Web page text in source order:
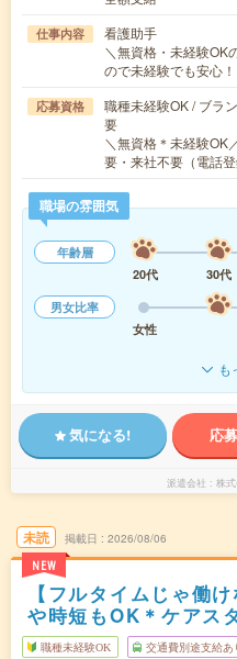
仕事内容
看護助手
＼無資格・未経験OK
ので未経験でも安心
応募資格
職種未経験OK / ブラ
要
＼無資格＊未経験
要・来社不要（電話
職場の雰囲気
年齢層
20代
30代
男女比率
女性
も
気になる! 応
派遣会社 株
未読
NEW
掲載日 2026/08/06
【フルタイムじゃ働
や時短もOK＊ケアス
職種未経験OK 交通費別途支給あ